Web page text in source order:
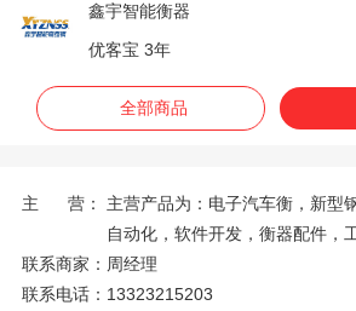
鑫宇智能衡器
优客宝 3年
全部商品
主 营：
主营产品为：电子汽车衡，新型
自动化，软件开发，衡器配件，
联系商家： 周经理
联系电话： 13323215203